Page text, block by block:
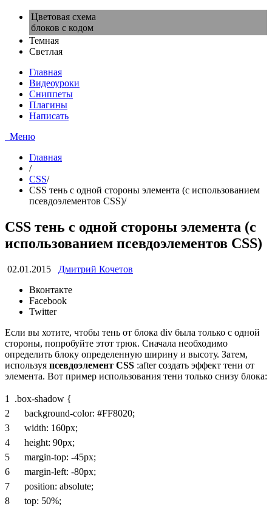
Цветовая схема
блоков с кодом
Темная
Светлая
Главная
Видеоуроки
Сниппеты
Плагины
Написать
Меню
Главная
/
CSS/
CSS тень с одной стороны элемента (с использованием
псевдоэлементов CSS)/
CSS тень с одной стороны элемента (с
использованием псевдоэлементов CSS)
02.01.2015
Дмитрий Кочетов
Вконтакте
Facebook
Twitter
Если вы хотите, чтобы тень от блока div была только с одной
стороны, попробуйте этот трюк. Сначала необходимо
определить блоку определенную ширину и высоту. Затем,
используя псевдоэлемент CSS :afterсоздать эффект тени от
элемента. Вот пример использования тени только снизу блока:
1
2
3
4
5
6
7
8
.box-shadow {
background-color: #FF8020;
width: 160px;
height: 90px;
margin-top: -45px;
margin-left: -80px;
position: absolute;
top: 50%;